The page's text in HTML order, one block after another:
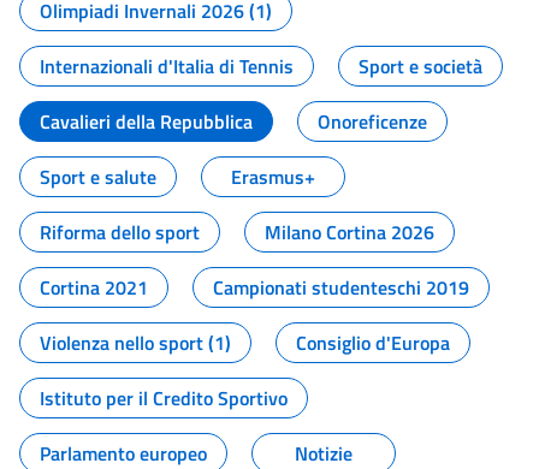
Olimpiadi Invernali 2026 (1)
Internazionali d'Italia di Tennis
Sport e società
Cavalieri della Repubblica
Onoreficenze
Sport e salute
Erasmus+
Riforma dello sport
Milano Cortina 2026
Cortina 2021
Campionati studenteschi 2019
Violenza nello sport (1)
Consiglio d'Europa
Istituto per il Credito Sportivo
Parlamento europeo
Notizie